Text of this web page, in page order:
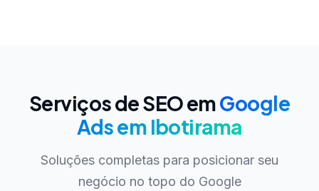
Serviços de SEO emGoogle
Ads em Ibotirama
Soluções completas para posicionar seu
negócio no topo do Google